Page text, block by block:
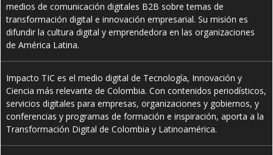
medios de comunicación digitales B2B sobre temas de
transformación digital e innovación empresarial. Su misión es
difundir la cultura digital y emprendedora en las organizaciones
de América Latina.
Impacto TIC es el medio digital de Tecnología, Innovación y
Ciencia más relevante de Colombia. Con contenidos periodísticos,
servicios digitales para empresas, organizaciones y gobiernos, y
conferencias y programas de formación e inspiración, aporta a la
Transformación Digital de Colombia y Latinoamérica.